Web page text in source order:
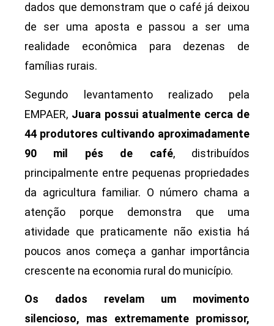
dados que demonstram que o café já deixou
de ser uma aposta e passou a ser uma
realidade econômica para dezenas de
famílias rurais.
Segundo levantamento realizado pela
EMPAER, Juara possui atualmente cerca de
44 produtores cultivando aproximadamente
90 mil pés de café, distribuídos
principalmente entre pequenas propriedades
da agricultura familiar. O número chama a
atenção porque demonstra que uma
atividade que praticamente não existia há
poucos anos começa a ganhar importância
crescente na economia rural do município.
Os dados revelam um movimento
silencioso, mas extremamente promissor,